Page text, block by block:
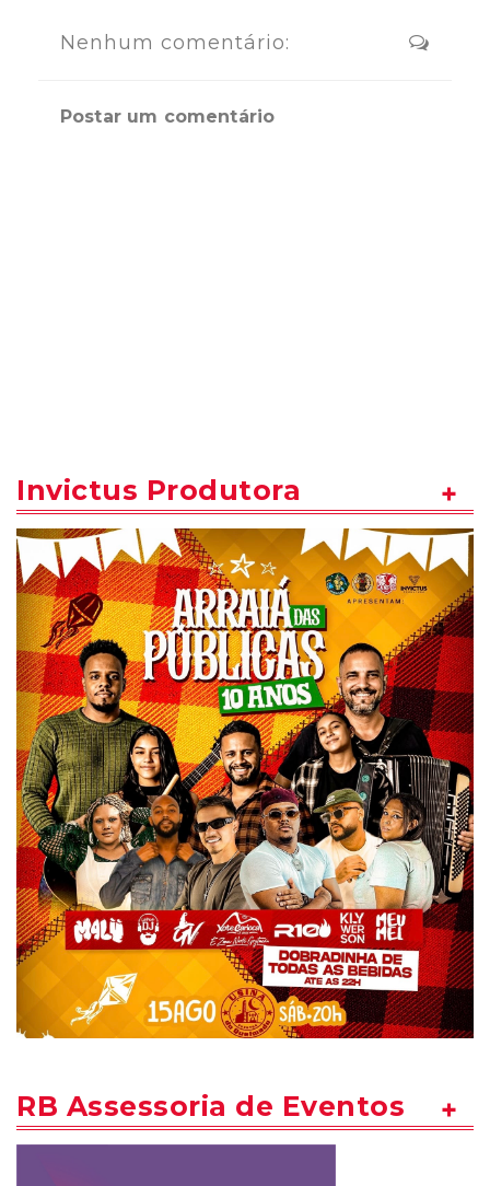
Nenhum comentário:
Postar um comentário
Invictus Produtora
RB Assessoria de Eventos